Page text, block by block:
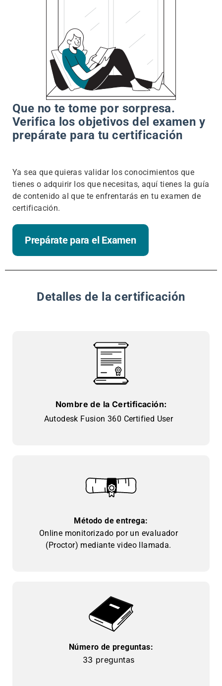
Que no te tome por sorpresa.
Verifica los objetivos del examen y
prepárate para tu certificación
Ya sea que quieras validar los conocimientos que
tienes o adquirir los que necesitas, aquí tienes la guía
de contenido al que te enfrentarás en tu examen de
certificación.
Prepárate para el Examen
Detalles de la certificación
Nombre de la Certificación:
Autodesk Fusion 360 Certified User
Método de entrega:
Online monitorizado por un evaluador
(Proctor) mediante video llamada.
Número de preguntas:
33 preguntas